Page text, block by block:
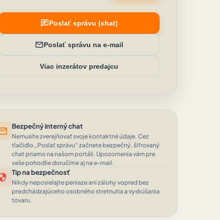
chatPoslať správu (chat)
mailPoslať správu na e-mail
Viac inzerátov predajcu
Bezpečný interný chat
Nemusíte zverejňovať svoje kontaktné údaje. Cez
tlačidlo „Poslať správu“ začnete bezpečný, šifrovaný
chat priamo na našom portáli. Upozornenia vám pre
vaše pohodlie doručíme aj na e-mail.
Tip na bezpečnosť
Nikdy neposielajte peniaze ani zálohy vopred bez
predchádzajúceho osobného stretnutia a vyskúšania
tovaru.